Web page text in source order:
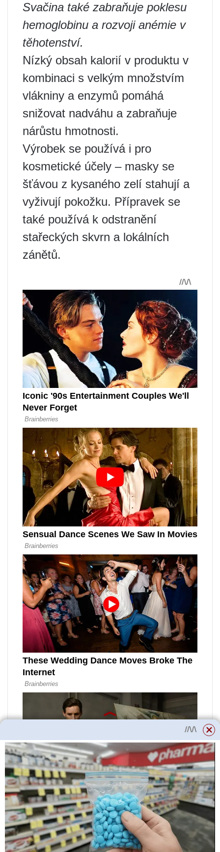
Svačina také zabraňuje poklesu
hemoglobinu a rozvoji anémie v
těhotenství.
Nízký obsah kalorií v produktu v
kombinaci s velkým množstvím
vlákniny a enzymů pomáhá
snižovat nadváhu a zabraňuje
nárůstu hmotnosti.
Výrobek se používá i pro
kosmetické účely – masky se
šťávou z kysaného zelí stahují a
vyživují pokožku. Přípravek se
také používá k odstranění
stařeckých skvrn a lokálních
zánětů.
pro muže
Pro muže jsou cenné posilující